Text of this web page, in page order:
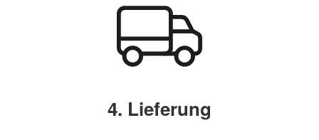
4. Lieferung